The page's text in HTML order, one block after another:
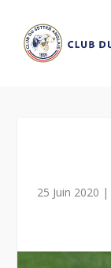
25 Juin 2020 |